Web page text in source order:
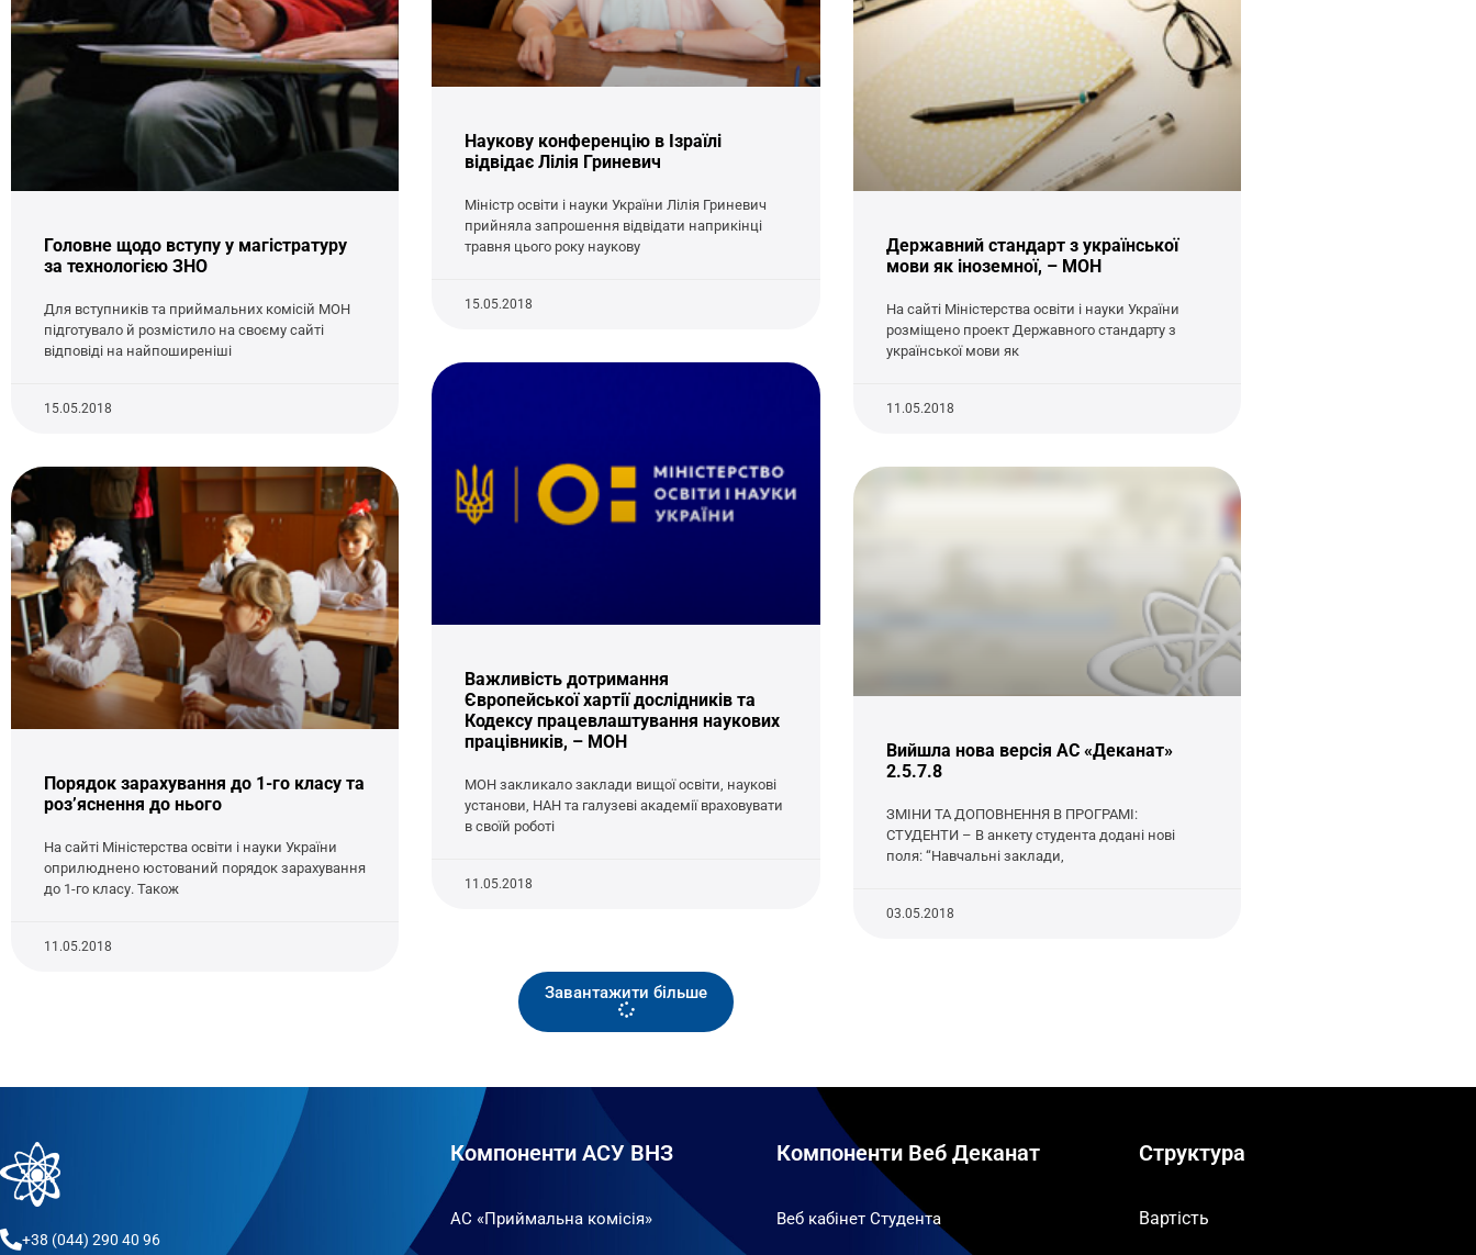
Головне щодо вступу у магістратуру
за технологією ЗНО
Для вступників та приймальних комісій МОН
підготувало й розмістило на своєму сайті
відповіді на найпоширеніші
15.05.2018
Наукову конференцію в Ізраїлі
відвідає Лілія Гриневич
Міністр освіти і науки України Лілія Гриневич
прийняла запрошення відвідати наприкінці
травня цього року наукову
15.05.2018
Державний стандарт з української
мови як іноземної, – МОН
На сайті Міністерства освіти і науки України
розміщено проект Державного стандарту з
української мови як
11.05.2018
Порядок зарахування до 1-го класу та
роз’яснення до нього
На сайті Міністерства освіти і науки України
оприлюднено юстований порядок зарахування
до 1-го класу. Також
11.05.2018
Важливість дотримання
Європейської хартії дослідників та
Кодексу працевлаштування наукових
працівників, – МОН
МОН закликало заклади вищої освіти, наукові
установи, НАН та галузеві академії враховувати
в своїй роботі
11.05.2018
Вийшла нова версія АС «Деканат»
2.5.7.8
ЗМІНИ ТА ДОПОВНЕННЯ В ПРОГРАМІ:
СТУДЕНТИ – В анкету студента додані нові
поля: “Навчальні заклади,
03.05.2018
Завантажити більше
+38 (044) 290 40 96
Компоненти АСУ ВНЗ
АС «Приймальна комісія»
Компоненти Веб Деканат
Веб кабінет Студента
Структура
Вартість